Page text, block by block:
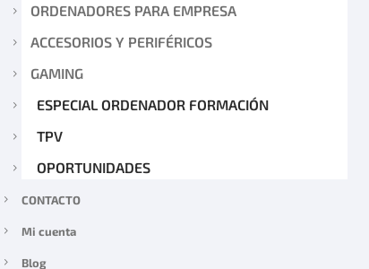
ORDENADORES PARA EMPRESA
ACCESORIOS Y PERIFÉRICOS
GAMING
ESPECIAL ORDENADOR FORMACIÓN
TPV
OPORTUNIDADES
CONTACTO
Mi cuenta
Blog